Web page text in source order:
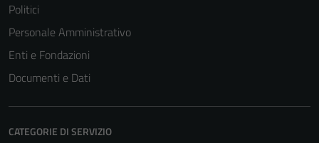
Politici
Personale Amministrativo
Enti e Fondazioni
Documenti e Dati
CATEGORIE DI SERVIZIO